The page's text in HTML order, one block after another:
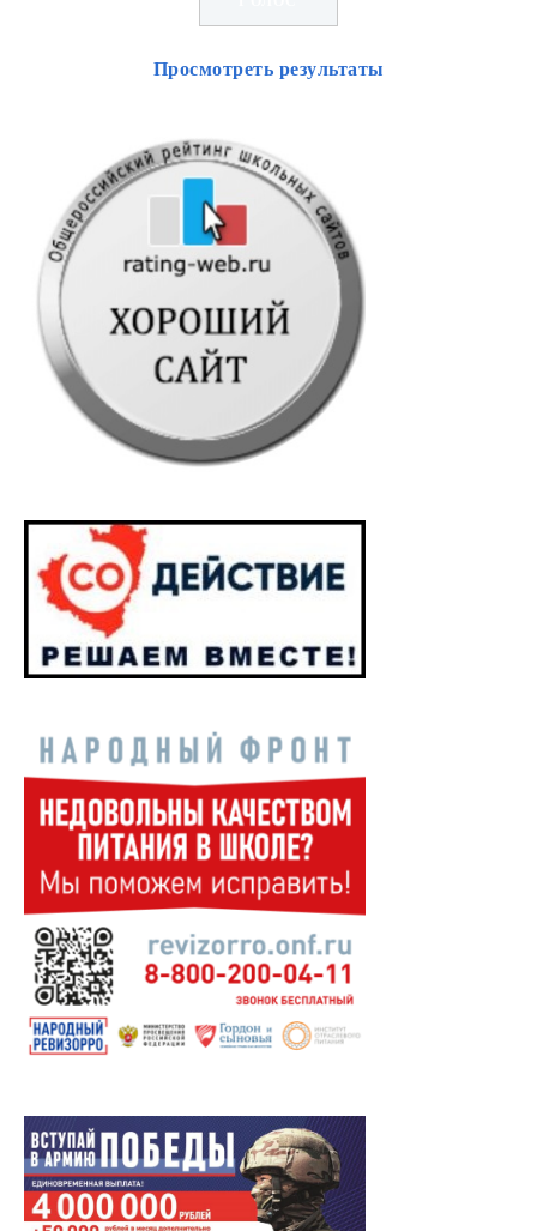
Просмотреть результаты